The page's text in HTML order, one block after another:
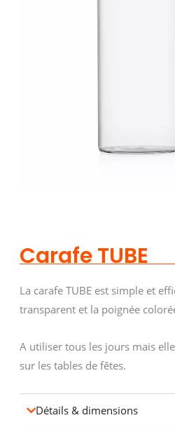
Carafe TUBE
La carafe TUBE est simple et
transparent et la poignée
A utiliser tous les jours mais
sur les tables de fêtes.
Détails & dimensions